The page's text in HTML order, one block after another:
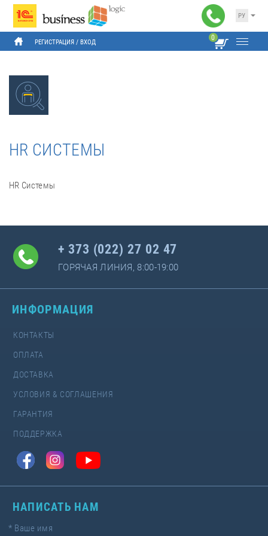
РУ
РЕГИСТРАЦИЯ / ВХОД
0
HR СИСТЕМЫ
HR Системы
+ 373 (022) 27 02 47
ГОРЯЧАЯ ЛИНИЯ, 8:00-19:00
ИНФОРМАЦИЯ
КОНТАКТЫ
ОПЛАТА
ДОСТАВКА
УСЛОВИЯ & СОГЛАШЕНИЯ
ГАРАНТИЯ
ПОДДЕРЖКА
НАПИСАТЬ НАМ
* Ваше имя